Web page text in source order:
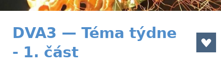
DVA3 — Téma týdne
- 1. část